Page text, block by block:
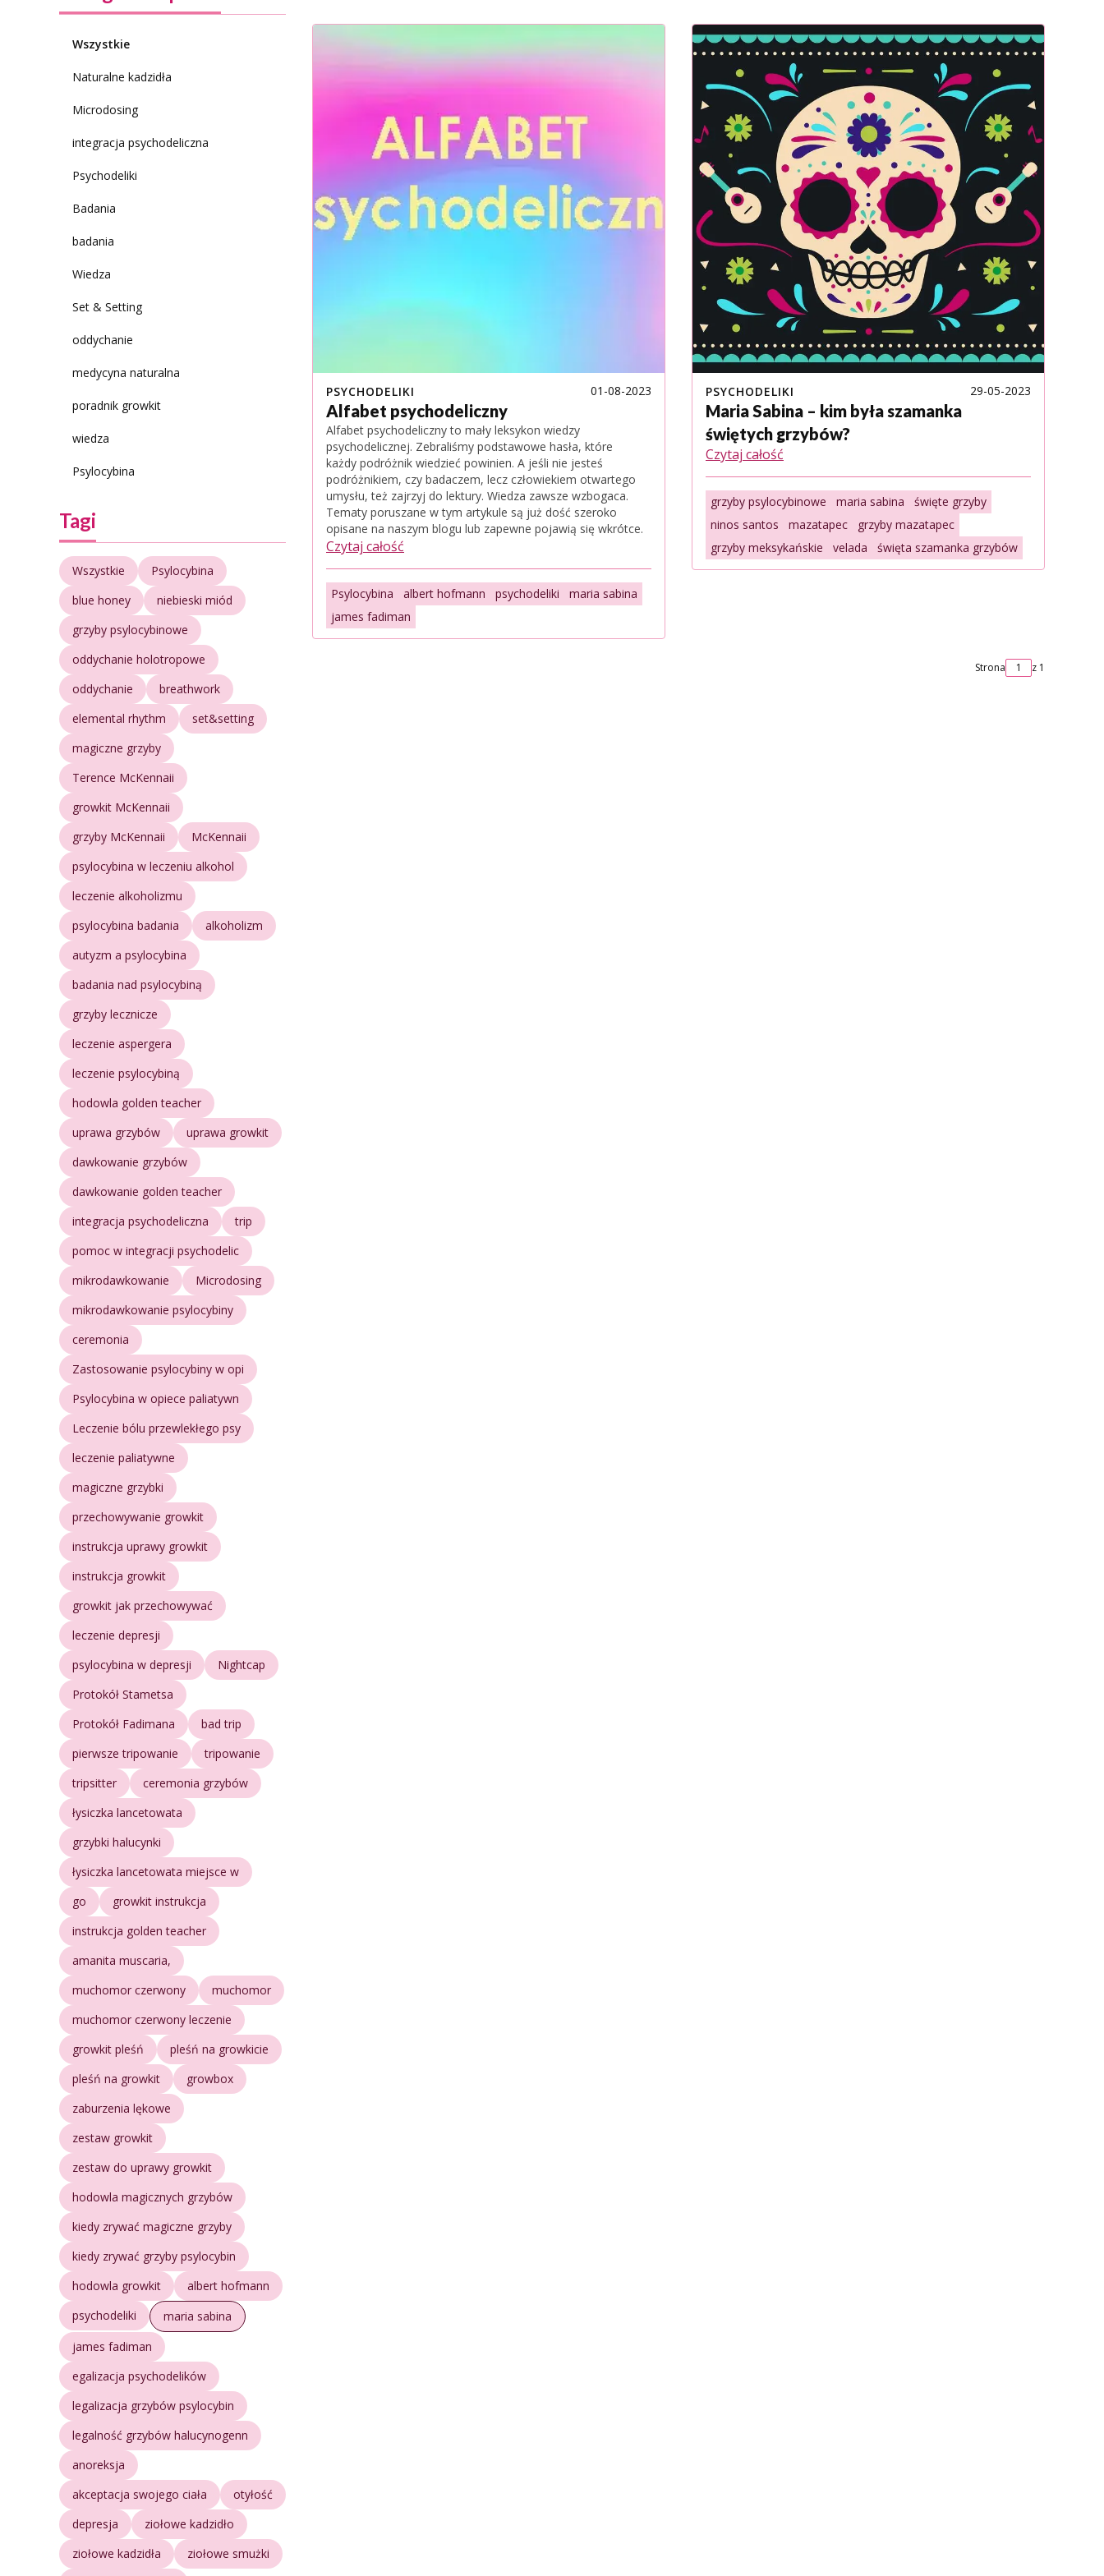
Wszystkie
Naturalne kadzidła
Microdosing
integracja psychodeliczna
Psychodeliki
Badania
badania
Wiedza
Set & Setting
oddychanie
medycyna naturalna
poradnik growkit
wiedza
Psylocybina
Tagi
Wszystkie
Psylocybina
blue honey
niebieski miód
grzyby psylocybinowe
oddychanie holotropowe
oddychanie
breathwork
elemental rhythm
set&setting
magiczne grzyby
Terence McKennaii
growkit McKennaii
grzyby McKennaii
McKennaii
psylocybina w leczeniu alkohol
leczenie alkoholizmu
psylocybina badania
alkoholizm
autyzm a psylocybina
badania nad psylocybiną
grzyby lecznicze
leczenie aspergera
leczenie psylocybiną
hodowla golden teacher
uprawa grzybów
uprawa growkit
dawkowanie grzybów
dawkowanie golden teacher
integracja psychodeliczna
trip
pomoc w integracji psychodelic
mikrodawkowanie
Microdosing
mikrodawkowanie psylocybiny
ceremonia
Zastosowanie psylocybiny w opi
Psylocybina w opiece paliatywn
Leczenie bólu przewlekłego psy
leczenie paliatywne
magiczne grzybki
przechowywanie growkit
instrukcja uprawy growkit
instrukcja growkit
growkit jak przechowywać
leczenie depresji
psylocybina w depresji
Nightcap
Protokół Stametsa
Protokół Fadimana
bad trip
pierwsze tripowanie
tripowanie
tripsitter
ceremonia grzybów
łysiczka lancetowata
grzybki halucynki
łysiczka lancetowata miejsce w
go
growkit instrukcja
instrukcja golden teacher
amanita muscaria,
muchomor czerwony
muchomor
muchomor czerwony leczenie
growkit pleśń
pleśń na growkicie
pleśń na growkit
growbox
zaburzenia lękowe
zestaw growkit
zestaw do uprawy growkit
hodowla magicznych grzybów
kiedy zrywać magiczne grzyby
kiedy zrywać grzyby psylocybin
hodowla growkit
albert hofmann
psychodeliki
maria sabina
james fadiman
egalizacja psychodelików
legalizacja grzybów psylocybin
legalność grzybów halucynogenn
anoreksja
akceptacja swojego ciała
otyłość
depresja
ziołowe kadzidło
ziołowe kadzidła
ziołowe smużki
PSYCHODELIKI 01-08-2023
Alfabet psychodeliczny
Alfabet psychodeliczny to mały leksykon wiedzy
psychodelicznej. Zebraliśmy podstawowe hasła, które
każdy podróżnik wiedzieć powinien. A jeśli nie jesteś
podróżnikiem, czy badaczem, lecz człowiekiem otwartego
umysłu, też zajrzyj do lektury. Wiedza zawsze wzbogaca.
Tematy poruszane w tym artykule są już dość szeroko
opisane na naszym blogu lub zapewne pojawią się wkrótce.
Czytaj całość
Psylocybina albert hofmann psychodeliki
maria sabina
james fadiman
PSYCHODELIKI 29-05-2023
Maria Sabina – kim była szamanka
świętych grzybów?
Czytaj całość
grzyby psylocybinowe maria sabina
święte grzyby
ninos santos
mazatapec
grzyby mazatapec
grzyby meksykańskie
velada święta szamanka grzybów
Strona z 1